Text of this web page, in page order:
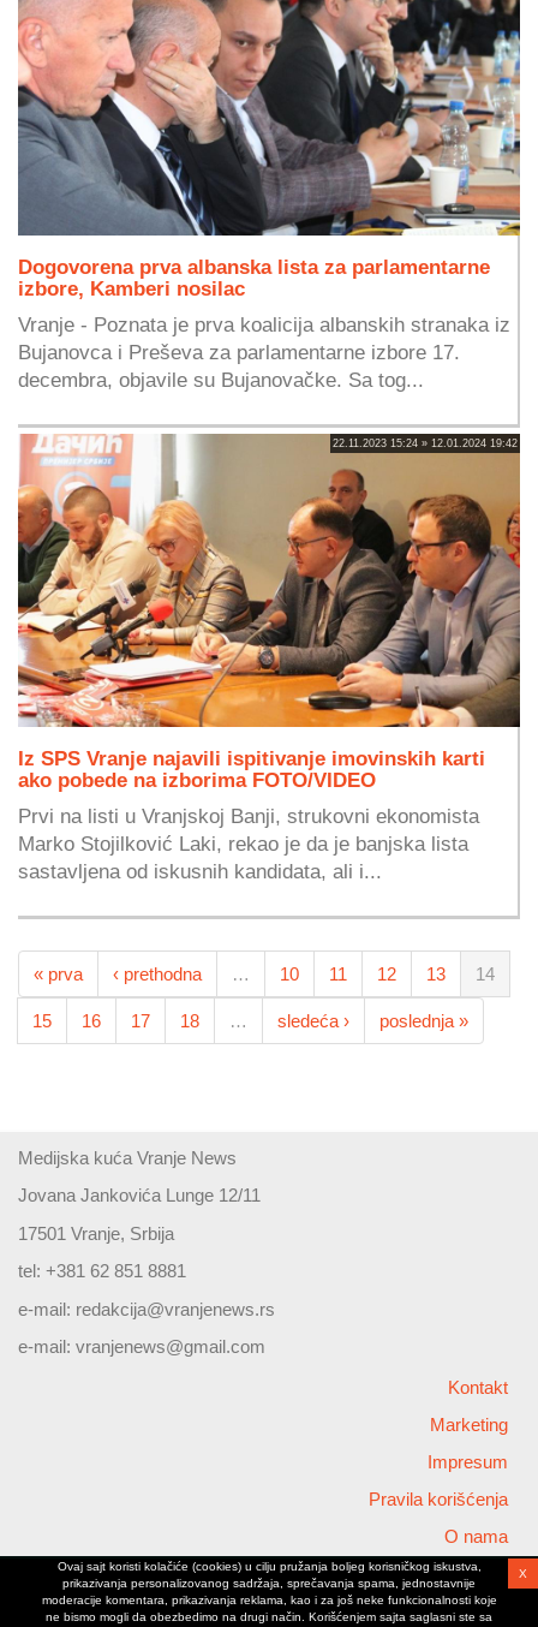
Dogovorena prva albanska lista za parlamentarne
izbore, Kamberi nosilac
Vranje - Poznata je prva koalicija albanskih stranaka iz
Bujanovca i Preševa za parlamentarne izbore 17.
decembra, objavile su Bujanovačke. Sa tog...
22.11.2023 15:24 » 12.01.2024 19:42
Iz SPS Vranje najavili ispitivanje imovinskih karti
ako pobede na izborima FOTO/VIDEO
Prvi na listi u Vranjskoj Banji, strukovni ekonomista
Marko Stojilković Laki, rekao je da je banjska lista
sastavljena od iskusnih kandidata, ali i...
« prva ‹ prethodna … 10 11 12 13 14
15 16 17 18 … sledeća › poslednja »
Medijska kuća Vranje News
Jovana Jankovića Lunge 12/11
17501 Vranje, Srbija
tel: +381 62 851 8881
e-mail: redakcija@vranjenews.rs
e-mail: vranjenews@gmail.com
Kontakt
Marketing
Impresum
Pravila korišćenja
O nama
Copyright © 2026 Vranjenews
All rights reserved
www.vranjenews.rs
Ovaj sajt koristi kolačiće (cookies) u cilju pružanja boljeg korisničkog iskustva,
prikazivanja personalizovanog sadržaja, sprečavanja spama, jednostavnije
moderacije komentara, prikazivanja reklama, kao i za još neke funkcionalnosti koje
ne bismo mogli da obezbedimo na drugi način. Korišćenjem sajta saglasni ste sa
X